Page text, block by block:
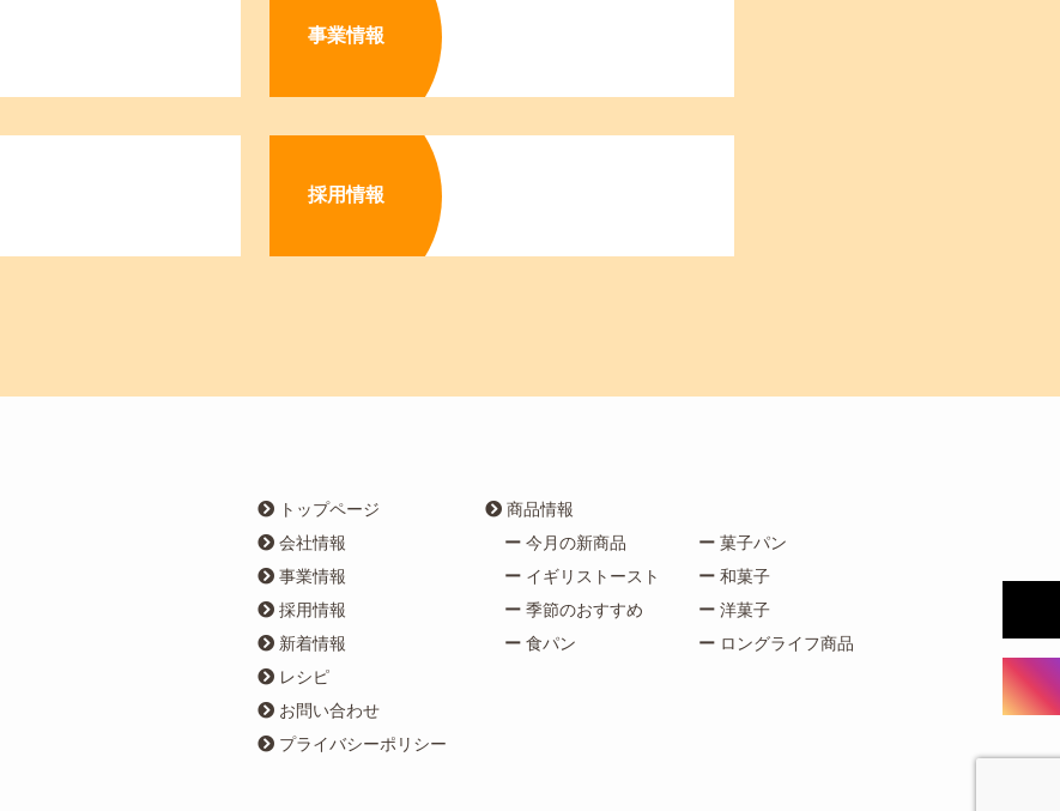
事業情報
採用情報
トップページ
会社情報
事業情報
採用情報
新着情報
レシピ
お問い合わせ
プライバシーポリシー
商品情報
今月の新商品
イギリストースト
季節のおすすめ
食パン
菓子パン
和菓子
洋菓子
ロングライフ商品